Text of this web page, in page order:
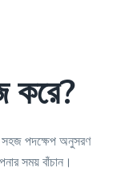
করে?
সহজ পদক্ষেপ অনুসরণ
সময় বাঁচান।